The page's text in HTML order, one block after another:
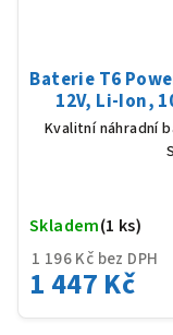
Baterie T6
12V, Li-Ion,
Kvalitní náhradní
1 196 Kč bez DPH
1 447 Kč
Skladem(1 ks)